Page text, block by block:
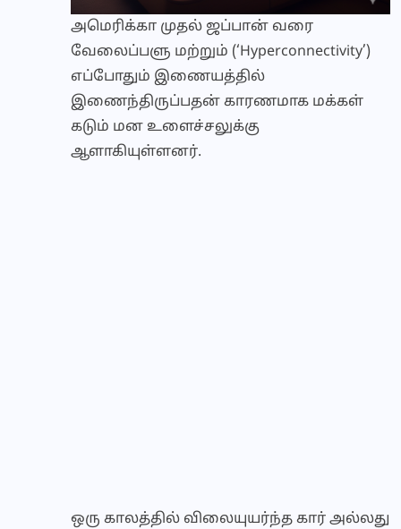
அமெரிக்கா முதல் ஜப்பான் வரை
வேலைப்பளு மற்றும் (‘Hyperconnectivity’)
எப்போதும் இணையத்தில்
இணைந்திருப்பதன் காரணமாக மக்கள்
கடும் மன உளைச்சலுக்கு
ஆளாகியுள்ளனர்.
ஒரு காலத்தில் விலையுயர்ந்த கார் அல்லது